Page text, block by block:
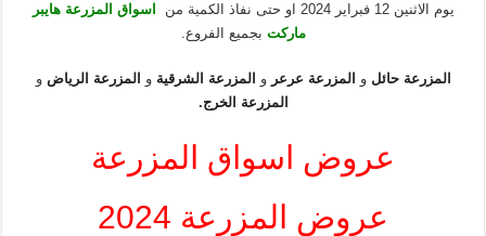
يوم الاثنين 12 فبراير 2024 او حتى نفاذ الكمية من
اسواق المزرعة هايبر
ماركت بجميع الفروع.
المزرعة حائلو المزرعة عرعر و المزرعة الشرقية و المزرعة الرياض و
المزرعة الخرج.
عروض اسواق المزرعة
عروض المزرعة 2024